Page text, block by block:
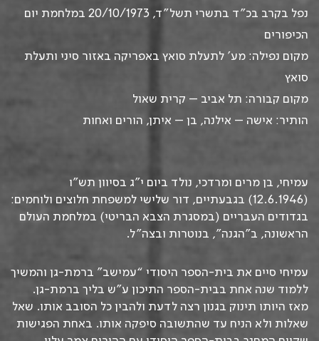
נפל בקרב בכ”ד בתשרי תשל”ד, 20/10/1973
במלחמת יום
הכיפורים
מקום נפילה: מע’ לתעלת סואץ באפריקה באזור סיני ותעלת
סואץ
מקום קבורה: תל אביב – קרית שאול
הותיר: אישה – אילנה, בן – איתן, הורים ואחות
עמיחי, בן מרים ומרדכי, נולד ביום י”ג בסיוון תש”ו
(12.6.1946) בגבעתיים, דור שלישי למשפחת חלוצים ולוחמים:
בגדודים העבריים (במסגרת הצבא הבריטי) במלחמת העולם
הראשונה, ב”הגנה”, בנוטרות ובצה”ל.
עמיחי סיים את בית-הספר היסודי “עמישב” ברמת-גן והמשיך
ללמוד שנה אחת בבית-הספר התיכון ע”ש בליך ברמת-גן.
מאז היותו תינוק בגנון רצה לדעת ולהבין כל הסובב אותו. שאל
שאלות ולא הניח עד שהתשובה סיפקה אותו. באחת הפגישות